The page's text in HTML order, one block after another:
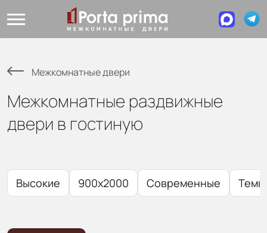
Межкомнатные двери
Межкомнатные раздвижные
двери в гостиную
Высокие 900x2000 Современные